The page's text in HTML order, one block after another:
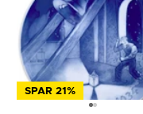
SPAR 21%